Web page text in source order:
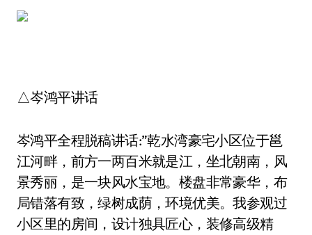
△岑鸿平讲话
岑鸿平全程脱稿讲话:”乾水湾豪宅小区位于邕
江河畔，前方一两百米就是江，坐北朝南，风
景秀丽，是一块风水宝地。楼盘非常豪华，布
局错落有致，绿树成荫，环境优美。我参观过
小区里的房间，设计独具匠心，装修高级精